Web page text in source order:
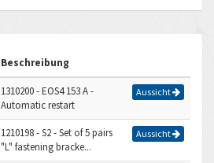
Beschreibung
1310200 - EOS4 153 A -
Automatic restart
Aussicht
1210198 - S2 - Set of 5 pairs
"L" fastening bracke...
Aussicht